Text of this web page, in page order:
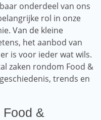
onderdeel van ons
rol in onze
Van de kleine
het aanbod van
is voor ieder wat wils.
zaken rondom Food &
trends en
Food &